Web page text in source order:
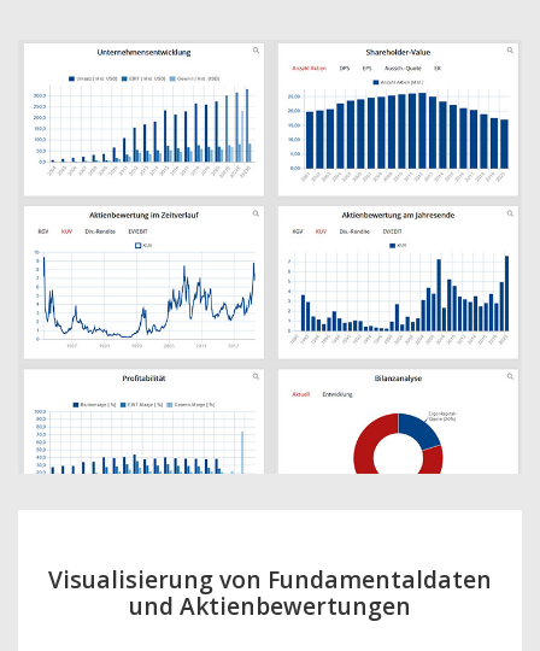
Visualisierung von Fundamentaldaten
und Aktienbewertungen